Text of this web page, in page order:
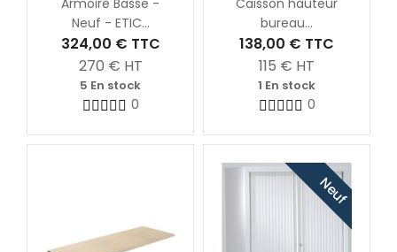
Armoire Basse -
Neuf - ETIC...
324,00 € TTC
270 € HT
5 En stock
0
Caisson hauteur
bureau...
138,00 € TTC
115 € HT
1 En stock
0
Neuf